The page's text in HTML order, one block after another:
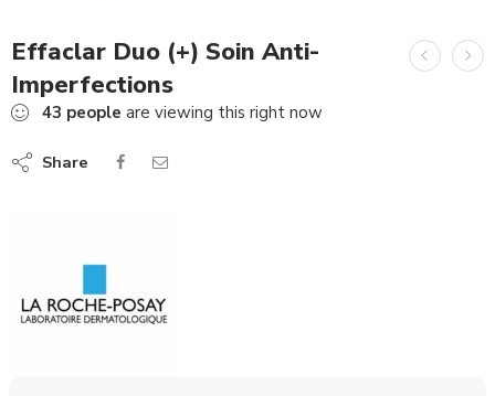
Effaclar Duo (+) Soin Anti-
Imperfections
43 people are viewing this right now
Share